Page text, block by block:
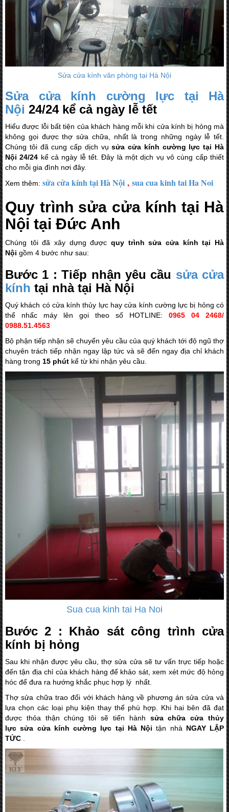
Sửa cửa kính văn phòng tại Hà Nội
Sửa cửa kính cường lực tại Hà
Nội 24/24 kể cả ngày lễ tết
Hiểu được lỗi bất tiện của khách hàng mỗi khi cửa kính bị hỏng mà
không gọi được thợ sửa chữa, nhất là trong những ngày lễ tết.
Chúng tôi đã cung cấp dịch vụsửa cửa kính cường lực tại Hà
Nội 24/24 kể cả ngày lễ tết. Đây là một dịch vụ vô cùng cấp thiết
cho mỗi gia đình nơi đây.
Xem thêm: sửa cửa kính tại Hà Nội , sua cua kinh tai Ha Noi
Quy trình sửa cửa kính tại Hà
Nội tại Đức Anh
Chúng tôi đã xây dựng được quy trình sửa cửa kính tại Hà
Nội gồm 4 bước như sau:
Bước 1 : Tiếp nhận yêu cầu sửa cửa
kính tại nhà tại Hà Nội
Quý khách có cửa kính thủy lực hay cửa kính cường lực bị hỏng có
thể nhấc máy lên gọi theo số HOTLINE: 0965 04 2468/
0988.51.4563
Bộ phận tiếp nhận sẽ chuyển yêu cầu của quý khách tới độ ngũ thợ
chuyên trách tiếp nhận ngay lập tức và sẽ đến ngay địa chỉ khách
hàng trong 15 phút kể từ khi nhận yêu cầu.
Sua cua kinh tai Ha Noi
Bước 2 : Khảo sát công trình cửa
kính bị hỏng
Sau khi nhận được yêu cầu, thợ sửa cửa sẽ tư vấn trực tiếp hoặc
đến tận địa chỉ của khách hàng để khảo sát, xem xét mức độ hỏng
hóc để đưa ra hướng khắc phục hợp lý nhất.
Thợ sửa chữa trao đổi với khách hàng về phương án sửa cửa và
lựa chọn các loại phụ kiện thay thế phù hợp. Khi hai bên đã đạt
được thỏa thận chúng tôi sẽ tiến hành sửa chữa cửa thủy
lực sửa cửa kính cường lực tại Hà Nội tận nhà NGAY LẬP
TỨC